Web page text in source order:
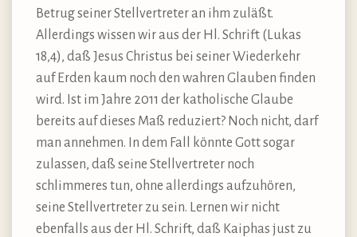
Betrug seiner Stellvertreter an ihm zuläßt.
Allerdings wissen wir aus der Hl. Schrift (Lukas
18,4), daß Jesus Christus bei seiner Wiederkehr
auf Erden kaum noch den wahren Glauben finden
wird. Ist im Jahre 2011 der katholische Glaube
bereits auf dieses Maß reduziert? Noch nicht, darf
man annehmen. In dem Fall könnte Gott sogar
zulassen, daß seine Stellvertreter noch
schlimmeres tun, ohne allerdings aufzuhören,
seine Stellvertreter zu sein. Lernen wir nicht
ebenfalls aus der Hl. Schrift, daß Kaiphas just zu